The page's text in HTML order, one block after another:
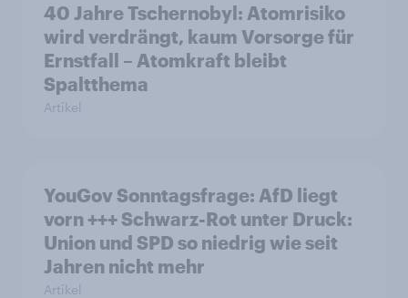
40 Jahre Tschernobyl: Atomrisiko
wird verdrängt, kaum Vorsorge für
Ernstfall – Atomkraft bleibt
Spaltthema
Artikel
YouGov Sonntagsfrage: AfD liegt
vorn +++ Schwarz-Rot unter Druck:
Union und SPD so niedrig wie seit
Jahren nicht mehr
Artikel